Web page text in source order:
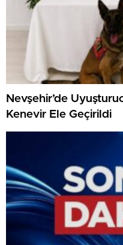
Nevşehir’de
Kenevir Ele Geçirildi